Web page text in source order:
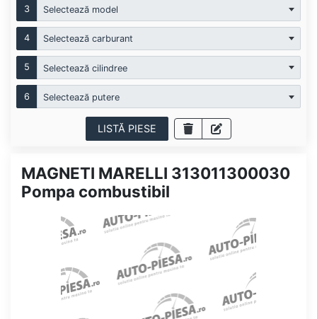
3 Selectează model
4 Selectează carburant
5 Selectează cilindree
6 Selectează putere
LISTĂ PIESE
MAGNETI MARELLI 313011300030
Pompa combustibil